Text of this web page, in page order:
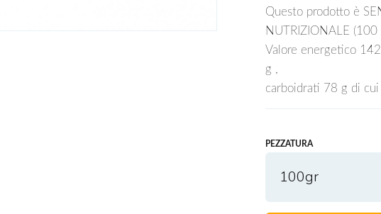
Questo prodotto è
NUTRIZIONALE
Valore energetico
g ,
carboidrati 78 g di
PEZZATURA
100gr